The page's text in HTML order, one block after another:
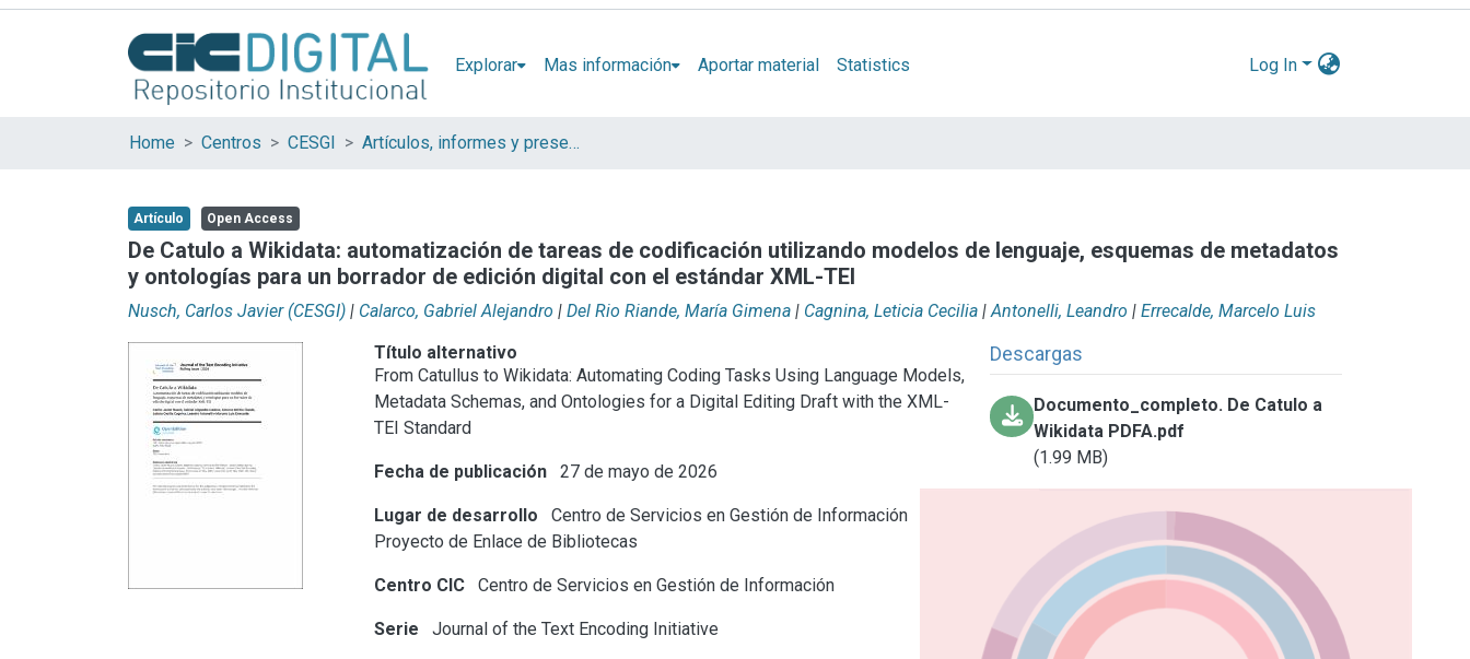
Explorar Mas información Aportar material Statistics Log In
Home Centros CESGI Artículos, informes y presentaciones en Congresos CESGI
Artículo Open Access
De Catulo a Wikidata: automatización de tareas de codificación utilizando modelos de lenguaje, esquemas de metadatos
y ontologías para un borrador de edición digital con el estándar XML-TEI
Nusch, Carlos Javier (CESGI) | Calarco, Gabriel Alejandro | Del Rio Riande, María Gimena | Cagnina, Leticia Cecilia | Antonelli, Leandro | Errecalde, Marcelo Luis
Título alternativo
From Catullus to Wikidata: Automating Coding Tasks Using Language Models,
Metadata Schemas, and Ontologies for a Digital Editing Draft with the XML-
TEI Standard
Fecha de publicación 27 de mayo de 2026
Lugar de desarrollo
Centro de Servicios en Gestión de Información
Proyecto de Enlace de Bibliotecas
Centro CIC Centro de Servicios en Gestión de Información
Serie Journal of the Text Encoding Initiative
Descargas
Documento_completo. De Catulo a
Wikidata PDFA.pdf
(1.99 MB)